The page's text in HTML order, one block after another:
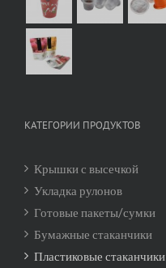
КАТЕГОРИИ ПРОДУКТОВ
Крышки с высечкой
Укладка рулонов
Готовые пакеты/сумки
Бумажные стаканчики
Пластиковые стаканчики